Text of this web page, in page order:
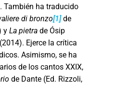
También ha traducido
di bronzo[1]de
y La pietra de Ósip
Ejerce la crítica
Asimismo, se ha
de los cantos XXIX,
de Dante (Ed. Rizzoli,